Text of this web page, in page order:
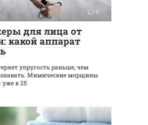
0
для лица от
какой аппарат
упругость раньше, чем
Мимические морщины
к 25